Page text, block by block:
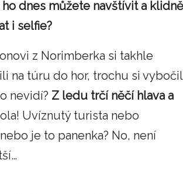
ho dnes můžete navštívit a klidně
i selfie?
z Norimberka si takhle
na túru do hor, trochu si
nevidí? Z ledu trčí něčí hlava a
Uvíznutý turista nebo
je to panenka? No, není